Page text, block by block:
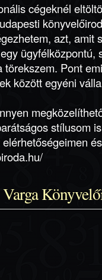
cégeknél
azt, amit
ügyfélközpontú,
Pont
között egyéni
stílusom